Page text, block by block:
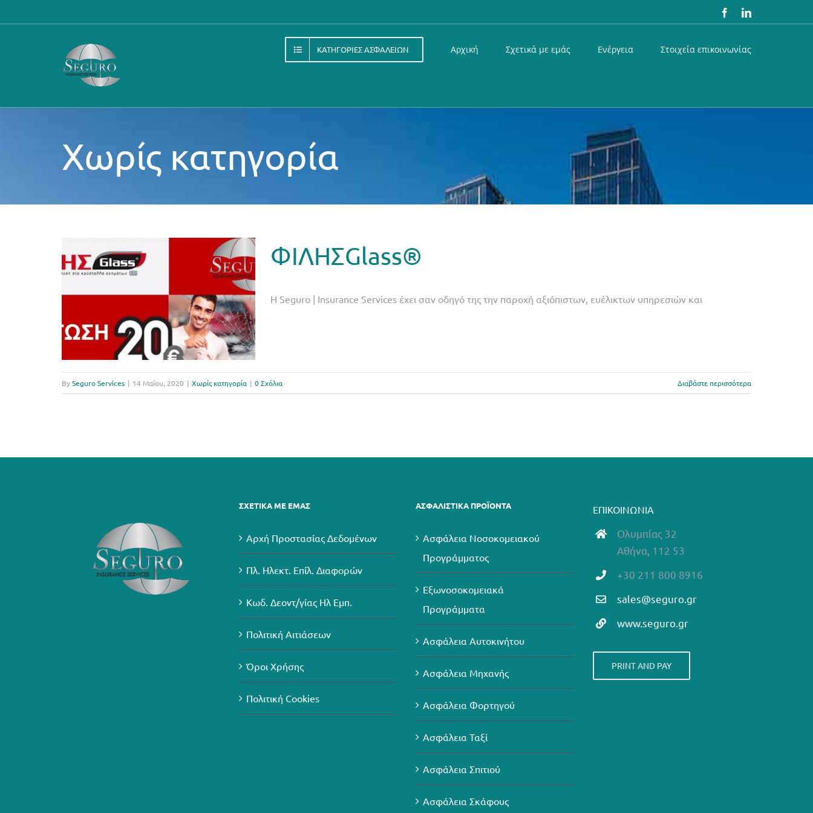
FacebookLinkedIn
ΚΑΤΗΓΟΡΊΕΣ ΑΣΦΑΛΕΙΏΝ Αρχική Σχετικά με εμάς Ενέργεια Στοιχεία επικοινωνίας
Χωρίς κατηγορία
ΦΙΛΗΣGlass®
Η Seguro | Insurance Services έχει σαν οδηγό της την παροχή αξιόπιστων, ευέλικτων υπηρεσιών και
BySeguro Services | 14 Μαΐου, 2020 | Χωρίς κατηγορία | 0 Σχόλια Διαβάστε περισσότερα
ΣΧΕΤΙΚΑ ΜΕ ΕΜΑΣ
Αρχή Προστασίας Δεδομένων
Πλ. Ηλεκτ. Επίλ. Διαφορών
Κωδ. Δεοντ/γίας Ηλ Εμπ.
Πολιτική Αιτιάσεων
Όροι Χρήσης
Πολιτική Cookies
ΑΣΦΑΛΙΣΤΙΚΑ ΠΡΟΪΟΝΤΑ
Ασφάλεια Νοσοκομειακού
Προγράμματος
Εξωνοσοκομειακά
Προγράμματα
Ασφάλεια Αυτοκινήτου
Ασφάλεια Μηχανής
Ασφάλεια Φορτηγού
Ασφάλεια Ταξί
Ασφάλεια Σπιτιού
Ασφάλεια Σκάφους
ΕΠΙΚΟΙΝΩΝΙΑ
Ολυμπίας 32
Αθήνα, 112 53
+30 211 800 8916
sales@seguro.gr
www.seguro.gr
PRINT AND PAY